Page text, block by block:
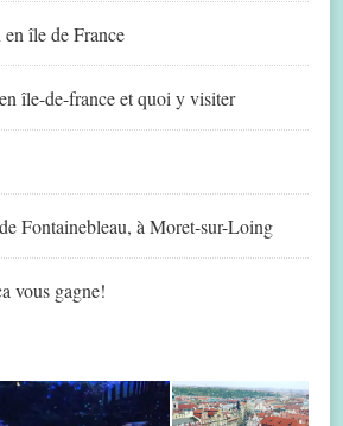
île de France
île-de-france et quoi y visiter
Fontainebleau, à Moret-sur-Loing
vous gagne!